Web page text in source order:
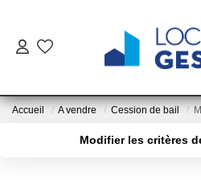
Accueil A vendre Cession de bail
Modifier les critères